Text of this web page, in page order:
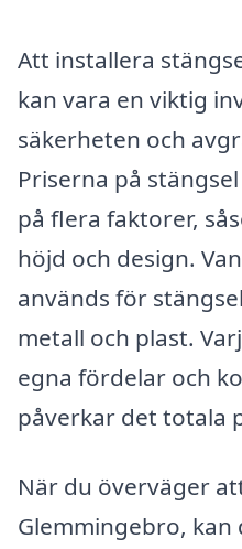
Att installera
kan vara en viktig
säkerheten och
Priserna på
på flera faktorer,
höjd och design.
används för
metall och plast.
egna fördelar och
påverkar det totala
När du överväger
Glemmingebro,